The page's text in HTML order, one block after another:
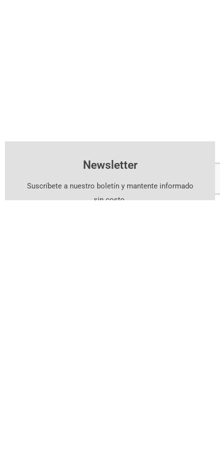
Newsletter
Suscríbete a nuestro boletín y mantente informado
sin costo.